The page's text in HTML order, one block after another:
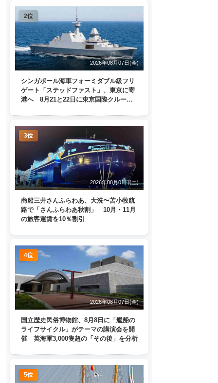
2位
2026年08月07日(金)
シンガポール海軍フォーミダブル級フリ
ゲート「ステッドファスト」、東京に寄
港へ 8月21と22日に東京国際クルーズ
3位
2026年08月01日(土)
商船三井さんふらわあ、大洗〜苫小牧航
路で「さんふらわあ秋割」 10月・11月
の旅客運賃を10％割引
4位
2026年08月07日(金)
国立歴史民俗博物館、8月8日に「艦船の
ライフサイクル」がテーマの講演会を開
催 英海軍3,000隻超の「その後」を分析
5位